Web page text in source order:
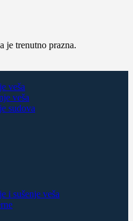
je trenutno prazna.
veša
veša
sudova
i sušenje veša